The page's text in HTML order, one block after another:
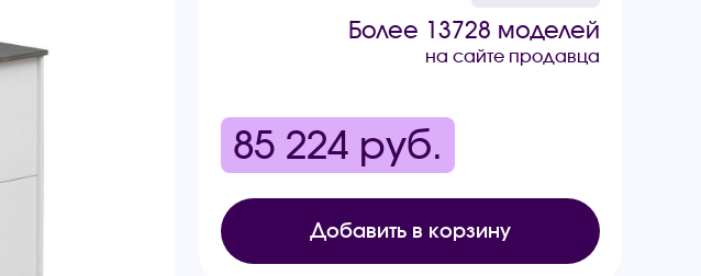
Более 13728 моделей
на сайте продавца
85 224 руб.
Добавить в корзину